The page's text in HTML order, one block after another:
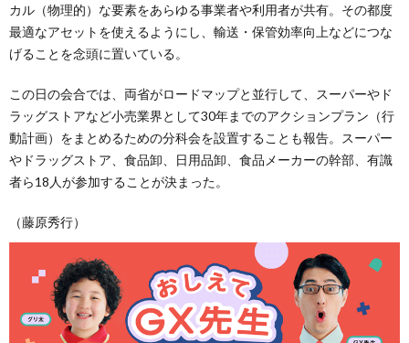
カル（物理的）な要素をあらゆる事業者や利用者が共有。その都度
最適なアセットを使えるようにし、輸送・保管効率向上などにつな
げることを念頭に置いている。
この日の会合では、両省がロードマップと並行して、スーパーやド
ラッグストアなど小売業界として30年までのアクションプラン（行
動計画）をまとめるための分科会を設置することも報告。スーパー
やドラッグストア、食品卸、日用品卸、食品メーカーの幹部、有識
者ら18人が参加することが決まった。
（藤原秀行）